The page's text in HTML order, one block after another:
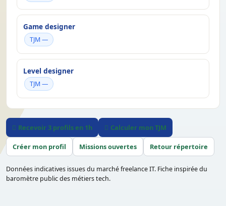
Game designer
TJM —
Level designer
TJM —
Recevoir 3 profils en 1h Calculer mon TJM
Créer mon profil Missions ouvertes Retour répertoire
Données indicatives issues du marché freelance IT. Fiche inspirée du
baromètre public des métiers tech.